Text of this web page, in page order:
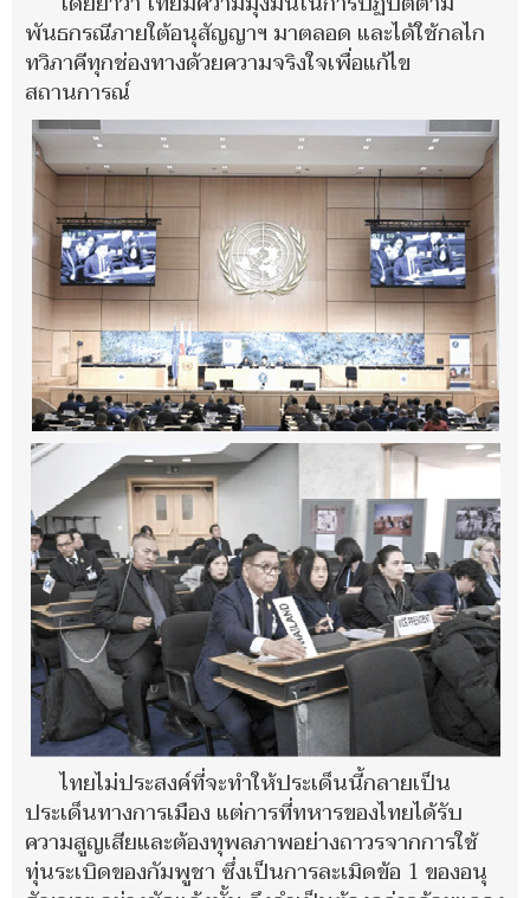
พันธกรณีภายใต้อนุสัญญาฯ มาตลอด และได้ใช้กลไก
ทวิภาคีทุกช่องทางด้วยความจริงใจเพื่อแก้ไข
สถานการณ์
ไทยไม่ประสงค์ที่จะทำให้ประเด็นนี้กลายเป็น
ประเด็นทางการเมือง แต่การที่ทหารของไทยได้รับ
ความสูญเสียและต้องทุพลภาพอย่างถาวรจากการใช้
ทุ่นระเบิดของกัมพูชา ซึ่งเป็นการละเมิดข้อ 1 ของอนุ